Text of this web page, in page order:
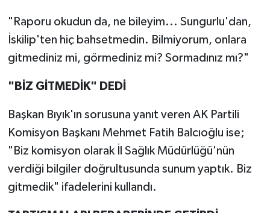
"Raporu okudun da, ne bileyim... Sungurlu'dan,
İskilip'ten hiç bahsetmedin. Bilmiyorum, onlara
gitmediniz mi, görmediniz mi? Sormadınız mı?"
"BİZ GİTMEDİK" DEDİ
Başkan Bıyık'ın sorusuna yanıt veren AK Partili
Komisyon Başkanı Mehmet Fatih Balcıoğlu ise;
"Biz komisyon olarak İl Sağlık Müdürlüğü'nün
verdiği bilgiler doğrultusunda sunum yaptık. Biz
gitmedik" ifadelerini kullandı.